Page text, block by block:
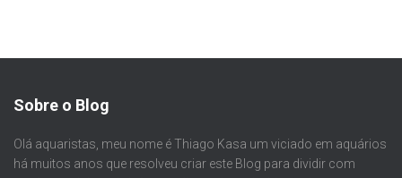
Sobre o Blog
Olá aquaristas, meu nome é Thiago Kasa um viciado em aquários
há muitos anos que resolveu criar este Blog para dividir com